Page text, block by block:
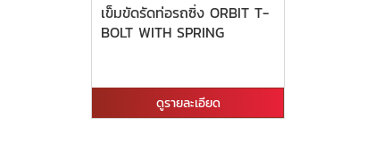
เข็มขัดรัดท่อรถซิ่ง ORBIT T-
BOLT WITH SPRING
ดูรายละเอียด